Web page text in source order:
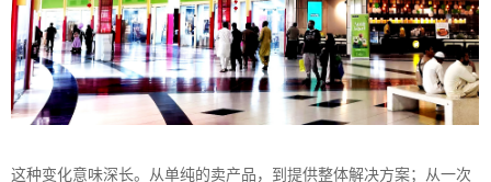
这种变化意味深长。从单纯的卖产品，到提供整体解决方案；从一次